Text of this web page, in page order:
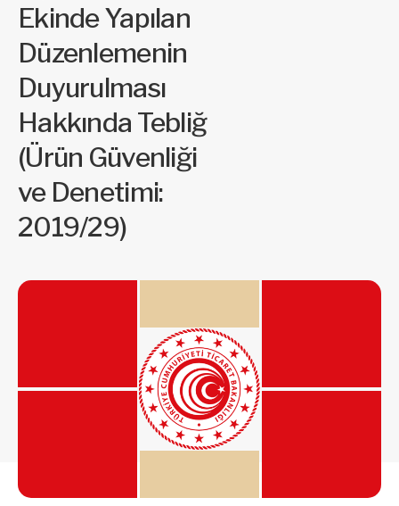
Ekinde Yapılan
Düzenlemenin
Duyurulması
Hakkında Tebliğ
(Ürün Güvenliği
ve Denetimi:
2019/29)